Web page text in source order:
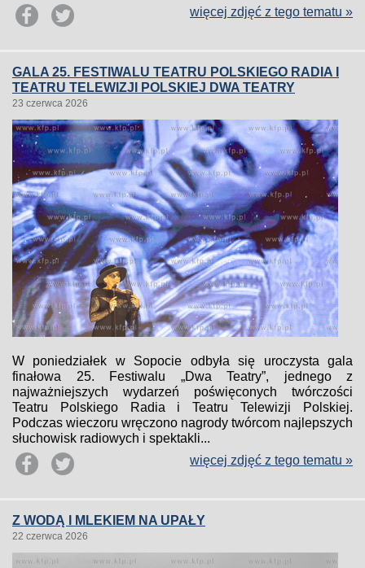
więcej zdjęć z tego tematu »
GALA 25. FESTIWALU TEATRU POLSKIEGO RADIA I
TEATRU TELEWIZJI POLSKIEJ DWA TEATRY
23 czerwca 2026
W poniedziałek w Sopocie odbyła się uroczysta gala
finałowa 25. Festiwalu „Dwa Teatry”, jednego z
najważniejszych wydarzeń poświęconych twórczości
Teatru Polskiego Radia i Teatru Telewizji Polskiej.
Podczas wieczoru wręczono nagrody twórcom najlepszych
słuchowisk radiowych i spektakli...
więcej zdjęć z tego tematu »
Z WODĄ I MLEKIEM NA UPAŁY
22 czerwca 2026